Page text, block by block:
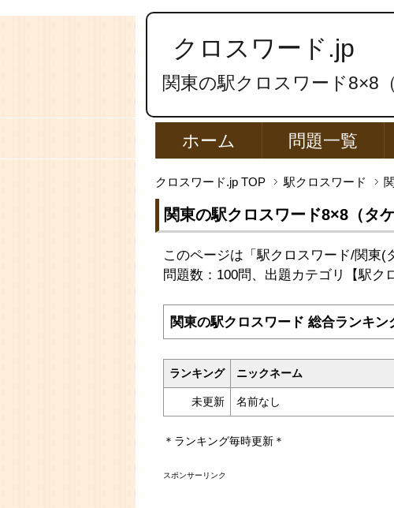
クロスワード.jp
関東の駅クロスワード8×8
ホーム 問題一覧
クロスワード.jp TOP 駅クロスワード
関東の駅クロスワード8×8（タ
このページは「駅クロスワード/関東(
問題数：100問、出題カテゴリ【駅ク
関東の駅クロスワード 総合ランキン
ランキング ニックネーム
未更新 名前なし
＊ランキング毎時更新＊
スポンサーリンク